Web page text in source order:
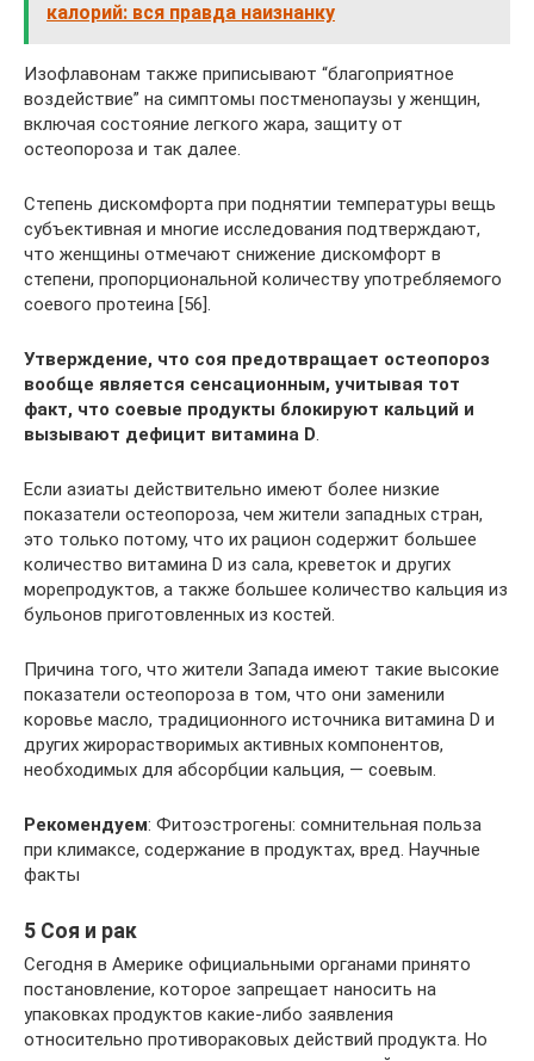
калорий: вся правда наизнанку
Изофлавонам также приписывают “благоприятное
воздействие” на симптомы постменопаузы у женщин,
включая состояние легкого жара, защиту от
остеопороза и так далее.
Степень дискомфорта при поднятии температуры вещь
субъективная и многие исследования подтверждают,
что женщины отмечают снижение дискомфорт в
степени, пропорциональной количеству употребляемого
соевого протеина [56].
Утверждение, что соя предотвращает остеопороз
вообще является сенсационным, учитывая тот
факт, что соевые продукты блокируют кальций и
вызывают дефицит витамина D.
Если азиаты действительно имеют более низкие
показатели остеопороза, чем жители западных стран,
это только потому, что их рацион содержит большее
количество витамина D из сала, креветок и других
морепродуктов, а также большее количество кальция из
бульонов приготовленных из костей.
Причина того, что жители Запада имеют такие высокие
показатели остеопороза в том, что они заменили
коровье масло, традиционного источника витамина D и
других жирорастворимых активных компонентов,
необходимых для абсорбции кальция, — соевым.
Рекомендуем: Фитоэстрогены: сомнительная польза
при климаксе, содержание в продуктах, вред. Научные
факты
5 Соя и рак
Сегодня в Америке официальными органами принято
постановление, которое запрещает наносить на
упаковках продуктов какие-либо заявления
относительно противораковых действий продукта. Но